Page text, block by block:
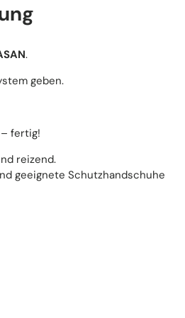
.
geben.
fertig!
reizend.
geeignete Schutzhandschuhe